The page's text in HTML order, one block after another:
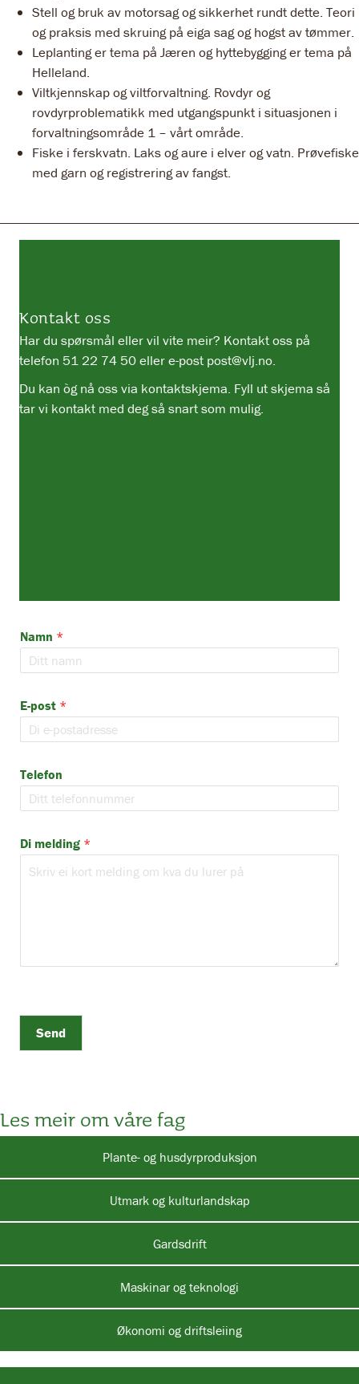
Stell og bruk av motorsag og sikkerhet rundt dette. Teori
og praksis med skruing på eiga sag og hogst av tømmer.
Leplanting er tema på Jæren og hyttebygging er tema på
Helleland.
Viltkjennskap og viltforvaltning. Rovdyr og
rovdyrproblematikk med utgangspunkt i situasjonen i
forvaltningsområde 1 – vårt område.
Fiske i ferskvatn. Laks og aure i elver og vatn. Prøvefiske
med garn og registrering av fangst.
Kontakt oss
Har du spørsmål eller vil vite meir? Kontakt oss på
telefon 51 22 74 50eller e-post post@vlj.no.
Du kan òg nå oss via kontaktskjema. Fyll ut skjema så
tar vi kontakt med deg så snart som mulig.
Namn *
E-post *
Telefon
Di melding *
Send
Les meir om våre fag
Plante- og husdyrproduksjon
Utmark og kulturlandskap
Gardsdrift
Maskinar og teknologi
Økonomi og driftsleiing